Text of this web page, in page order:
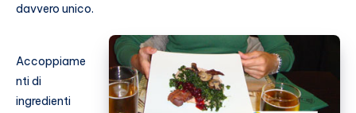
davvero unico.
Accoppiame
nti di
ingredienti